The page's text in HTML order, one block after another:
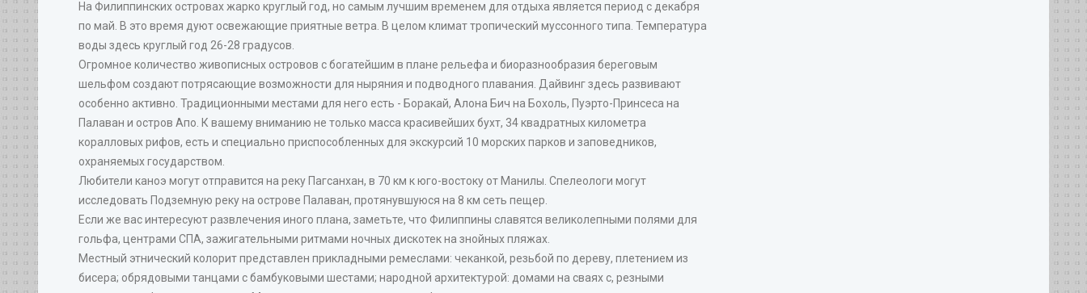
На Филиппинских островах жарко круглый год, но самым лучшим временем для отдыха является период с декабря
по май. В это время дуют освежающие приятные ветра. В целом климат тропический муссонного типа. Температура
воды здесь круглый год 26-28 градусов.
Огромное количество живописных островов с богатейшим в плане рельефа и биоразнообразия береговым
шельфом создают потрясающие возможности для ныряния и подводного плавания. Дайвинг здесь развивают
особенно активно. Традиционными местами для него есть - Боракай, Алона Бич на Бохоль, Пуэрто-Принсеса на
Палаван и остров Апо. К вашему вниманию не только масса красивейших бухт, 34 квадратных километра
коралловых рифов, есть и специально приспособленных для экскурсий 10 морских парков и заповедников,
охраняемых государством.
Любители каноэ могут отправится на реку Пагсанхан, в 70 км к юго-востоку от Манилы. Спелеологи могут
исследовать Подземную реку на острове Палаван, протянувшуюся на 8 км сеть пещер.
Если же вас интересуют развлечения иного плана, заметьте, что Филиппины славятся великолепными полями для
гольфа, центрами СПА, зажигательными ритмами ночных дискотек на знойных пляжах.
Местный этнический колорит представлен прикладными ремеслами: чеканкой, резьбой по дереву, плетением из
бисера; обрядовыми танцами с бамбуковыми шестами; народной архитектурой: домами на сваях с, резными